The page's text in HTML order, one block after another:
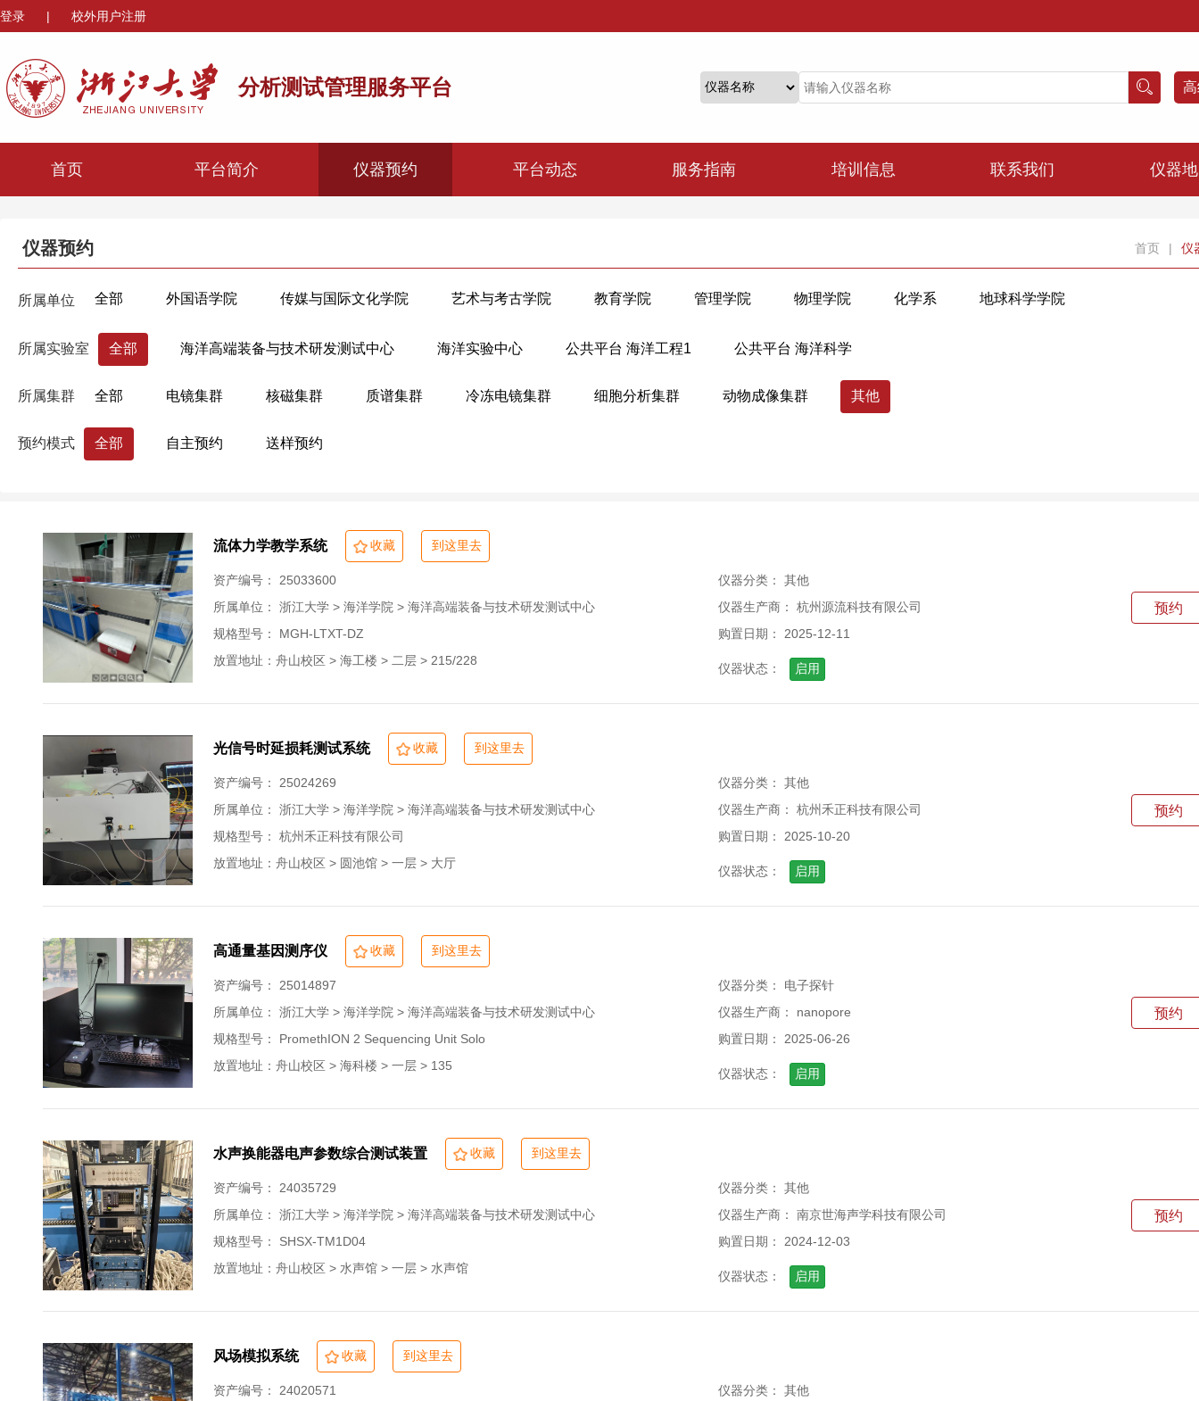
登录 | 校外用户注册
分析测试管理服务平台
首页 平台简介 仪器预约 平台动态 服务指南 培训信息 联系我们 仪器
仪器预约 首页 | 仪
所属单位 全部 外国语学院 传媒与国际文化学院 艺术与考古学院 教育学院 管理学院 物理学院 化学系 地球科学学院
心理与行为科学系
海洋学院
生物医学工程与仪器科学学院 生命科学学院 生物系统工程与食品科学学院 环境与资源学院 农业与生物技术学院
药学院
生命科学研究院
所属实验室 全部 海洋高端装备与技术研发测试中心 海洋实验中心 公共平台 海洋工程1 公共平台 海洋科学
所属集群 全部 电镜集群 核磁集群 质谱集群 冷冻电镜集群 细胞分析集群 动物成像集群 其他
预约模式 全部 自主预约 送样预约
流体力学教学系统 收藏 到这里去
资产编号： 25033600
所属单位： 浙江大学 > 海洋学院 > 海洋高端装备与技术研发测试中心
规格型号： MGH-LTXT-DZ
放置地址：舟山校区 > 海工楼 > 二层 > 215/228
仪器分类： 其他
仪器生产商： 杭州源流科技有限公司
购置日期： 2025-12-11
仪器状态： 启用
预约
光信号时延损耗测试系统 收藏 到这里去
资产编号： 25024269
所属单位： 浙江大学 > 海洋学院 > 海洋高端装备与技术研发测试中心
规格型号： 杭州禾正科技有限公司
放置地址：舟山校区 > 圆池馆 > 一层 > 大厅
仪器分类： 其他
仪器生产商： 杭州禾正科技有限公司
购置日期： 2025-10-20
仪器状态： 启用
预约
高通量基因测序仪 收藏 到这里去
资产编号： 25014897
所属单位： 浙江大学 > 海洋学院 > 海洋高端装备与技术研发测试中心
规格型号： PromethION 2 Sequencing Unit Solo
放置地址：舟山校区 > 海科楼 > 一层 > 135
仪器分类： 电子探针
仪器生产商： nanopore
购置日期： 2025-06-26
仪器状态： 启用
预约
水声换能器电声参数综合测试装置 收藏 到这里去
资产编号： 24035729
所属单位： 浙江大学 > 海洋学院 > 海洋高端装备与技术研发测试中心
规格型号： SHSX-TM1D04
放置地址：舟山校区 > 水声馆 > 一层 > 水声馆
仪器分类： 其他
仪器生产商： 南京世海声学科技有限公司
购置日期： 2024-12-03
仪器状态： 启用
预约
风场模拟系统 收藏 到这里去
资产编号： 24020571
仪器分类： 其他